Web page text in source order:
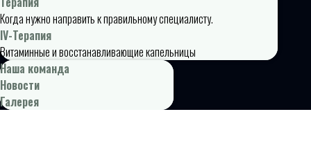
Когда нужно направить к правильному специалисту.
IV-Терапия
Витаминные и восстанавливающие капельницы
Наша команда
Новости
Галерея